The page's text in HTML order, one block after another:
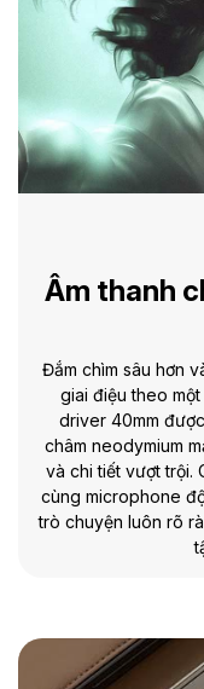
Âm thanh
Đắm chìm sâu hơn
giai điệu theo
driver 40mm
châm neodymium
và chi tiết vượt trội.
cùng microphone
trò chuyện luôn rõ